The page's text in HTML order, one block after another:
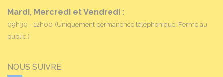
Mardi, Mercredi et Vendredi :
09h30 - 12h00 (Uniquement permanence téléphonique. Fermé au
public.)
NOUS SUIVRE